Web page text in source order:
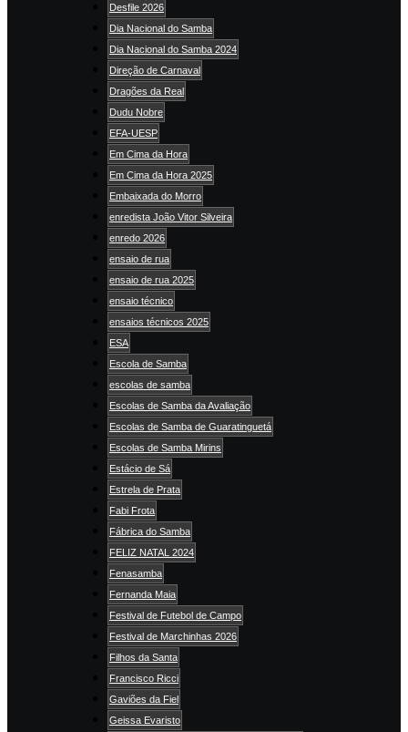
Desfile 2026
Dia Nacional do Samba
Dia Nacional do Samba 2024
Direção de Carnaval
Dragões da Real
Dudu Nobre
EFA-UESP
Em Cima da Hora
Em Cima da Hora 2025
Embaixada do Morro
enredista João Vitor Silveira
enredo 2026
ensaio de rua
ensaio de rua 2025
ensaio técnico
ensaios técnicos 2025
ESA
Escola de Samba
escolas de samba
Escolas de Samba da Avaliação
Escolas de Samba de Guaratinguetá
Escolas de Samba Mirins
Estácio de Sá
Estrela de Prata
Fabi Frota
Fábrica do Samba
FELIZ NATAL 2024
Fenasamba
Fernanda Maia
Festival de Futebol de Campo
Festival de Marchinhas 2026
Filhos da Santa
Francisco Ricci
Gaviões da Fiel
Geissa Evaristo